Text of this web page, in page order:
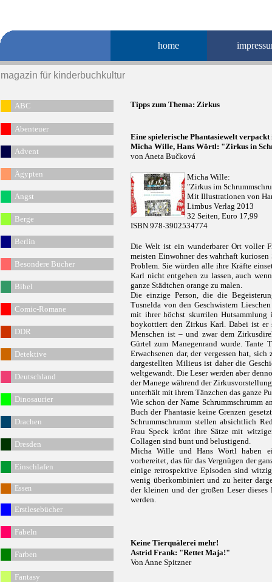
home
magazin für kinderbuchkultur
ABC
Abenteuer
Advent
Ägypten
Angst
Berge
Berlin
Besondere Bücher
Bibel
Comic-Romane
DDR
Detektive
Deutschland
Dinosaurier
Drachen
Dresden
Einschlafen
Essen
Erstlesebücher
Fabeln
Farben
Fantasy
Tipps zum Thema: Zirkus
Eine spielerische Phantasiewelt
Micha Wille, Hans Wörtl: "Zirkus in
von Aneta Bučková
Micha Wille:
"Zirkus im
Mit Illustrationen von
Limbus Verlag 2013
32 Seiten, Euro 17,99
ISBN 978-3902534774
Die Welt ist ein wunderbarer Ort voller
meisten Einwohner des wahrhaft
Problem. Sie würden alle ihre Kräfte
Karl nicht entgehen zu lassen, auch
ganze Städtchen orange zu malen.
Die einzige Person, die die
Tusnelda von den Geschwistern
mit ihrer höchst skurrilen
boykottiert den Zirkus Karl. Dabei ist er
Menschen ist – und zwar dem
Gürtel zum Manegenrand wurde. Tante
Erwachsenen dar, der vergessen hat,
dargestellten Milieus ist daher die
weltgewandt. Die Leser werden aber
der Manege während der
unterhält mit ihrem Tänzchen das ganze
Wie schon der Name Schrummschrumm
Buch der Phantasie keine Grenzen
Schrummschrumm stellen absichtlich
Frau Speck krönt ihre Sätze mit
Collagen sind bunt und belustigend.
Micha Wille und Hans Wörtl haben
vorbereitet, das für das Vergnügen der
einige retrospektive Episoden sind
wenig überkombiniert und zu heiter
der kleinen und der großen Leser
werden.
Keine Tierquälerei mehr!
Astrid Frank: "Rettet Maja!"
Von Anne Spitzner